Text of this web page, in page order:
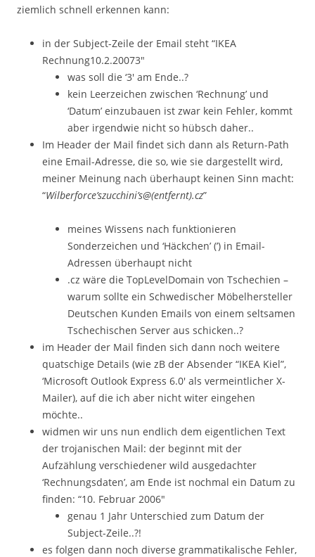
ziemlich schnell erkennen kann:
in der Subject-Zeile der Email steht “IKEA
Rechnung10.2.20073″
was soll die ‘3′ am Ende..?
kein Leerzeichen zwischen ‘Rechnung’ und
‘Datum’ einzubauen ist zwar kein Fehler, kommt
aber irgendwie nicht so hübsch daher..
Im Header der Mail findet sich dann als Return-Path
eine Email-Adresse, die so, wie sie dargestellt wird,
meiner Meinung nach überhaupt keinen Sinn macht:
“Wilberforce’szucchini’s@(entfernt).cz”
meines Wissens nach funktionieren
Sonderzeichen und ‘Häckchen’ (’) in Email-
Adressen überhaupt nicht
.cz wäre die TopLevelDomain von Tschechien –
warum sollte ein Schwedischer Möbelhersteller
Deutschen Kunden Emails von einem seltsamen
Tschechischen Server aus schicken..?
im Header der Mail finden sich dann noch weitere
quatschige Details (wie zB der Absender “IKEA Kiel”,
‘Microsoft Outlook Express 6.0′ als vermeintlicher X-
Mailer), auf die ich aber nicht witer eingehen
möchte..
widmen wir uns nun endlich dem eigentlichen Text
der trojanischen Mail: der beginnt mit der
Aufzählung verschiedener wild ausgedachter
‘Rechnungsdaten’, am Ende ist nochmal ein Datum zu
finden: “10. Februar 2006″
genau 1 Jahr Unterschied zum Datum der
Subject-Zeile..?!
es folgen dann noch diverse grammatikalische Fehler,